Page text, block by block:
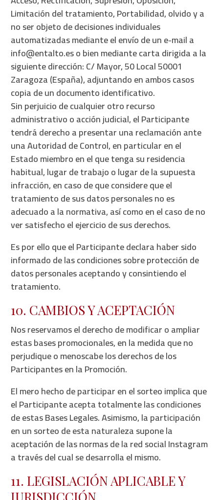
Limitación del tratamiento, Portabilidad, olvido y a
no ser objeto de decisiones individuales
automatizadas mediante el envío de un e-mail a
info@entalto.es o bien mediante carta dirigida a la
siguiente dirección: C/ Mayor, 50 Local 50001
Zaragoza (España), adjuntando en ambos casos
copia de un documento identificativo.
Sin perjuicio de cualquier otro recurso
administrativo o acción judicial, el Participante
tendrá derecho a presentar una reclamación ante
una Autoridad de Control, en particular en el
Estado miembro en el que tenga su residencia
habitual, lugar de trabajo o lugar de la supuesta
infracción, en caso de que considere que el
tratamiento de sus datos personales no es
adecuado a la normativa, así como en el caso de no
ver satisfecho el ejercicio de sus derechos.
Es por ello que el Participante declara haber sido
informado de las condiciones sobre protección de
datos personales aceptando y consintiendo el
tratamiento.
10. CAMBIOS Y ACEPTACIÓN
Nos reservamos el derecho de modificar o ampliar
estas bases promocionales, en la medida que no
perjudique o menoscabe los derechos de los
Participantes en la Promoción.
El mero hecho de participar en el sorteo implica que
el Participante acepta totalmente las condiciones
de estas Bases Legales. Asimismo, la participación
en un sorteo de esta naturaleza supone la
aceptación de las normas de la red social Instagram
a través del cual se desarrolla el mismo.
11. LEGISLACIÓN APLICABLE Y